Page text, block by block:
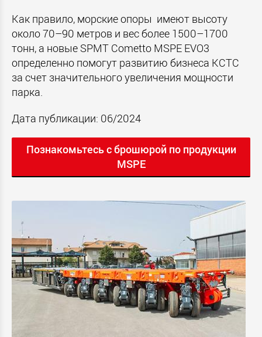
Как правило, морские опоры имеют высоту
около 70–90 метров и вес более 1500–1700
тонн, а новые SPMT Cometto MSPE EVO3
определенно помогут развитию бизнеса KCTC
за счет значительного увеличения мощности
парка.
Дата публикации: 06/2024
Познакомьтесь с брошюрой по продукции
MSPE